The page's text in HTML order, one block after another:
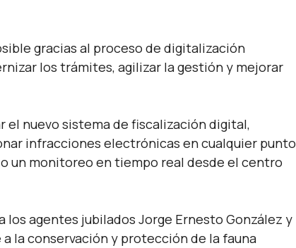
gracias al proceso de digitalización
los trámites, agilizar la gestión y mejorar
el nuevo sistema de fiscalización digital,
infracciones electrónicas en cualquier punto
un monitoreo en tiempo real desde el centro
agentes jubilados Jorge Ernesto González y
la conservación y protección de la fauna